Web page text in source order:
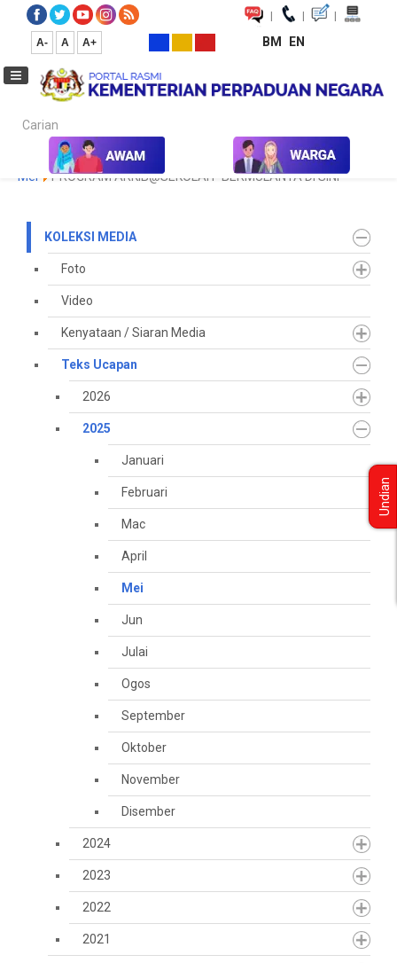
| | |
A- A A+ BM EN
Carian...
Laman Utama Media Koleksi Media Teks Ucapan
2025
Mei
PROGRAM ARKIB@SEKOLAH “BERMULANYA DI SINI”
KOLEKSI MEDIA
Foto
Video
Kenyataan / Siaran Media
Teks Ucapan
2026
2025
Januari
Februari
Mac
April
Mei
Jun
Julai
Ogos
September
Oktober
November
Disember
2024
2023
2022
2021
Undian